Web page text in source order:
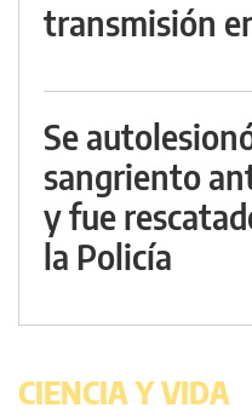
transmisión
Se
sangriento
y fue
la Policía
CIENCIA Y VIDA